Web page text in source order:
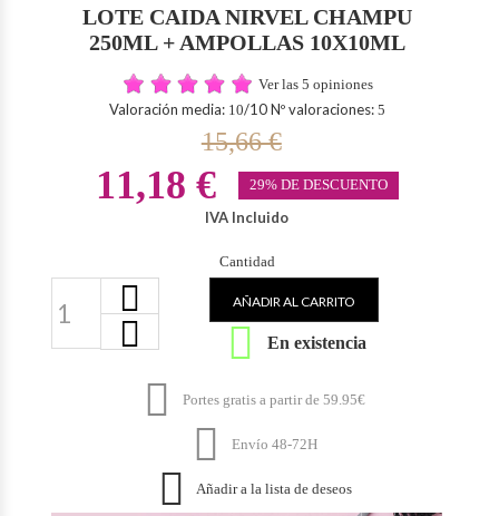
LOTE CAIDA NIRVEL CHAMPU
250ML + AMPOLLAS 10X10ML
Ver las 5 opiniones
Valoración media: 10/10 Nº valoraciones: 5
15,66 €
11,18 € 29% DE DESCUENTO
IVA Incluido
Cantidad
AÑADIR AL CARRITO
 En existencia
 Portes gratis a partir de 59.95€
 Envío 48-72H
 Añadir a la lista de deseos